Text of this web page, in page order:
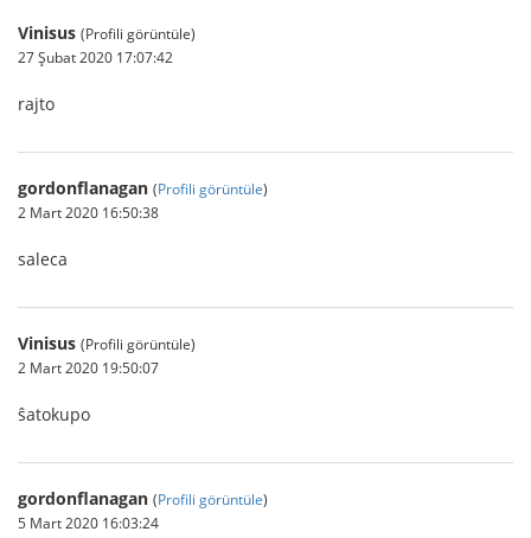
Vinisus (Profili görüntüle)
27 Şubat 2020 17:07:42
rajto
gordonflanagan (Profili görüntüle)
2 Mart 2020 16:50:38
saleca
Vinisus (Profili görüntüle)
2 Mart 2020 19:50:07
ŝatokupo
gordonflanagan (Profili görüntüle)
5 Mart 2020 16:03:24